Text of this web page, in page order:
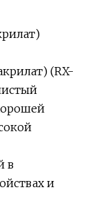
(RX-
в
и